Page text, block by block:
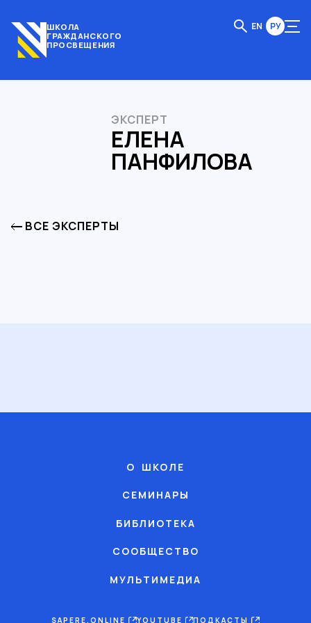
ШКОЛА
ГРАЖДАНСКОГО
ПРОСВЕЩЕНИЯ
EN РУ
ЭКСПЕРТ
ЕЛЕНА
ПАНФИЛОВА
ВСЕ ЭКСПЕРТЫ
О ШКОЛЕ
СЕМИНАРЫ
БИБЛИОТЕКА
СООБЩЕСТВО
МУЛЬТИМЕДИА
SAPERE.ONLINE YOUTUBE ПОДКАСТЫ